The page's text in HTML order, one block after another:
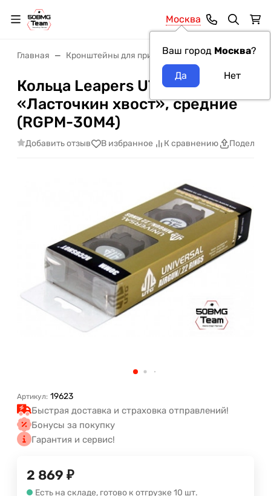
Москва
Ваш город Москва?
Главная Кронштейны для прицелов Кронштейны
Кольца Leapers UTG 30 мм на
«Ласточкин хвост», средние
(RGPM-30M4)
Добавить отзыв В избранное К сравнению
Артикул: 19623
Быстрая доставка и страховка отправлений!
Бонусы за покупку
Гарантия и сервис!
2 869 ₽
Есть на складе, готово к отгрузке 10 шт.